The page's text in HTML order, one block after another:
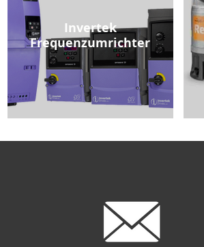
Invertek
Frequenzumrichter